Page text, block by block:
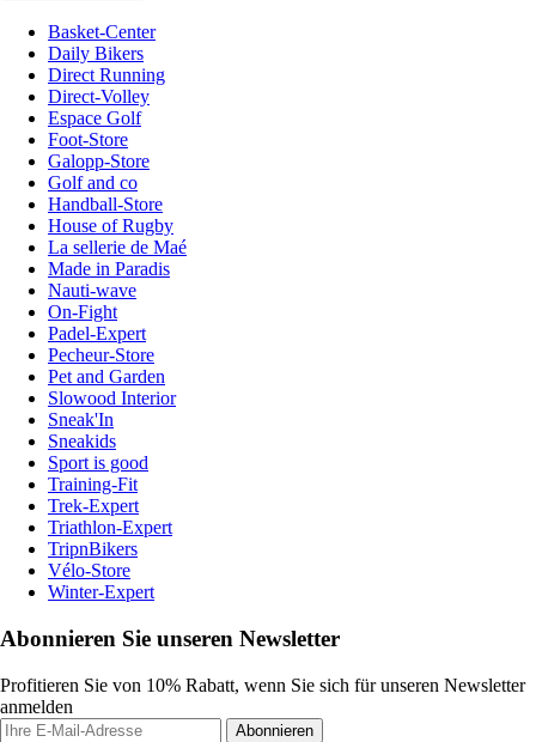
Basket-Center
Daily Bikers
Direct Running
Direct-Volley
Espace Golf
Foot-Store
Galopp-Store
Golf and co
Handball-Store
House of Rugby
La sellerie de Maé
Made in Paradis
Nauti-wave
On-Fight
Padel-Expert
Pecheur-Store
Pet and Garden
Slowood Interior
Sneak'In
Sneakids
Sport is good
Training-Fit
Trek-Expert
Triathlon-Expert
TripnBikers
Vélo-Store
Winter-Expert
Abonnieren Sie unseren Newsletter
Profitieren Sie von 10% Rabatt, wenn Sie sich für unseren Newsletter
anmelden
Abonnieren